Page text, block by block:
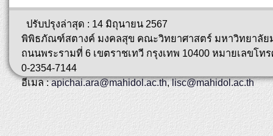
ปรับปรุงล่าสุด : 14 มิถุนายน 2567
พิพิธภัณฑ์สตางค์ มงคลสุข คณะวิทยาศาสตร์ มหาวิทยาลัย
ถนนพระรามที่ 6 เขตราชเทวี กรุงเทพ 10400 หมายเลขโท
0-2354-7144
อีเมล :apichai.ara@mahidol.ac.th,lisc@mahidol.ac.th